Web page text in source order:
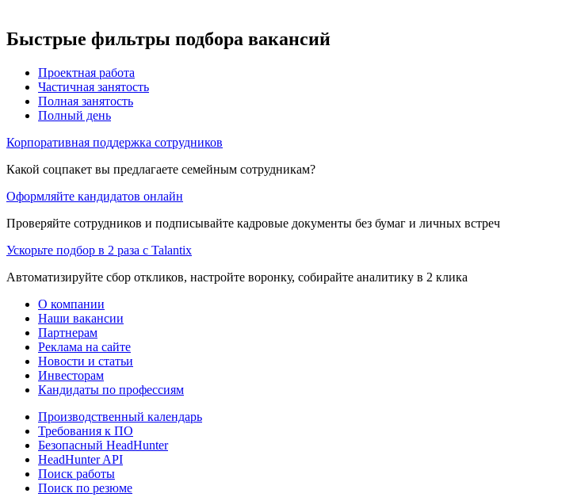
Быстрые фильтры подбора вакансий
Проектная работа
Частичная занятость
Полная занятость
Полный день
Корпоративная поддержка сотрудников
Какой соцпакет вы предлагаете семейным сотрудникам?
Оформляйте кандидатов онлайн
Проверяйте сотрудников и подписывайте кадровые документы без бумаг и личных встреч
Ускорьте подбор в 2 раза с Talantix
Автоматизируйте сбор откликов, настройте воронку, собирайте аналитику в 2 клика
О компании
Наши вакансии
Партнерам
Реклама на сайте
Новости и статьи
Инвесторам
Кандидаты по профессиям
Производственный календарь
Требования к ПО
Безопасный HeadHunter
HeadHunter API
Поиск работы
Поиск по резюме